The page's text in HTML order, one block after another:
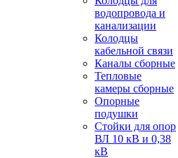
водопровода и
канализации
Колодцы
кабельной связи
Каналы сборные
Тепловые
камеры сборные
Опорные
подушки
Стойки для опор
ВЛ 10 кВ и 0,38
кВ